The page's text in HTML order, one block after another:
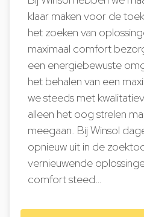
klaar maken voor de
het zoeken van
maximaal comfort
een energiebewuste
het behalen van een
we steeds met
alleen het oog strelen
meegaan. Bij Winsol
opnieuw uit in de
vernieuwende
comfort steed…